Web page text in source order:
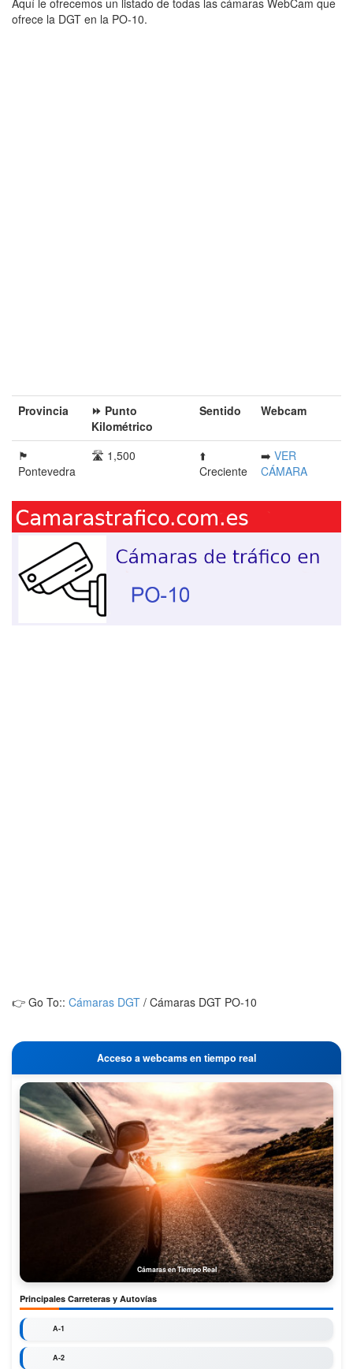
Aquí le ofrecemos un listado de todas las cámaras WebCam que
ofrece la DGT en la PO-10.
Provincia󠁭󠁶󠁳󠁣󠁿
⏩ Punto
Kilométrico
Sentido Webcam
🏴󠁭󠁶󠁳󠁣󠁿
Pontevedra
🛣️ 1,500
⬆️
Creciente
➡️ VER
CÁMARA
👉 Go To:: Cámaras DGT / Cámaras DGT PO-10
Acceso a webcams en tiempo real
Cámaras en Tiempo Real
Principales Carreteras y Autovías
A-1
A-2